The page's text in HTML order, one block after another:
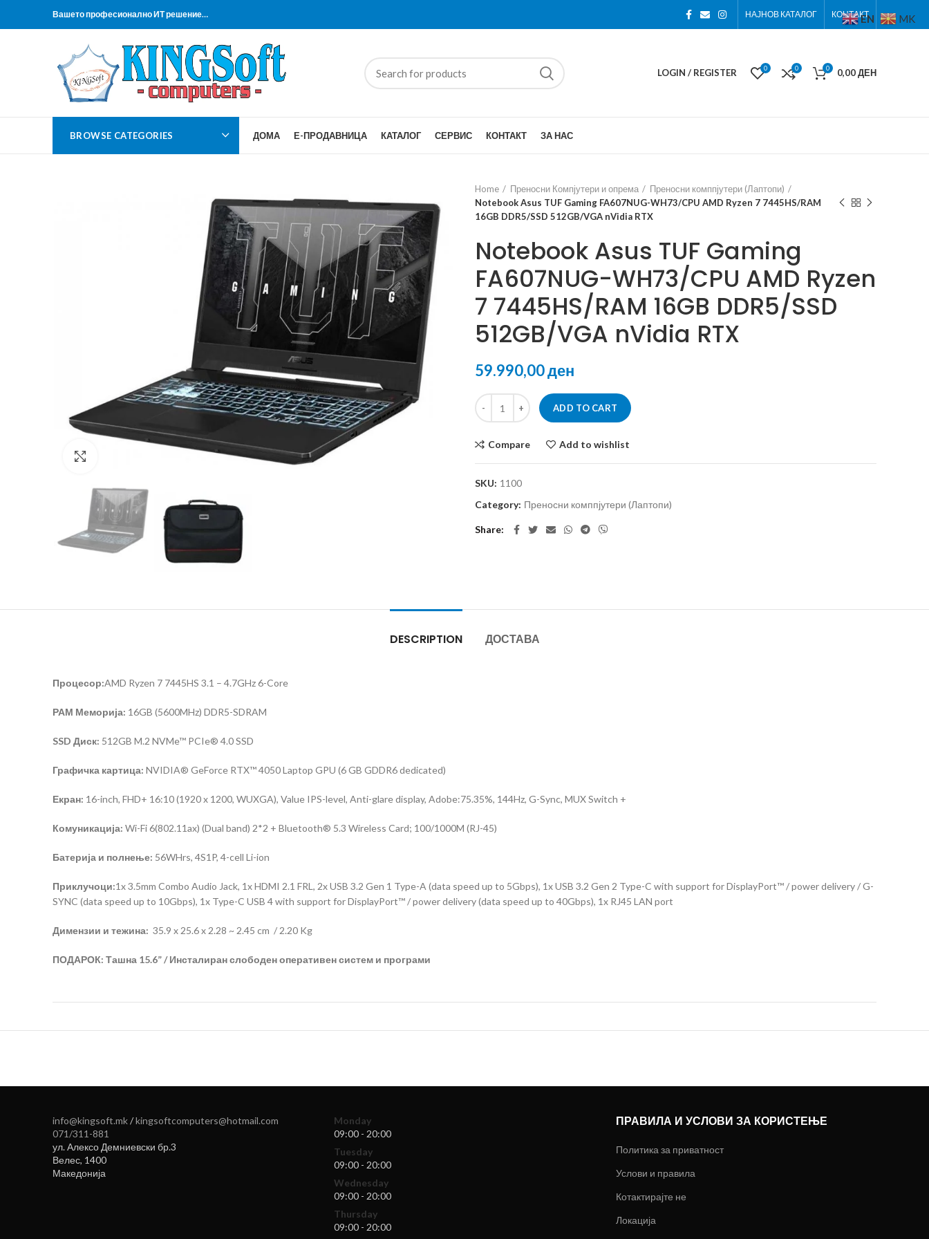
Вашето професионално ИТ решение… НАЈНОВ КАТАЛОГ КОНТАКТ
LOGIN / REGISTER 0 0 0 0,00ДЕН
BROWSE CATEGORIES ДОМА Е-ПРОДАВНИЦА КАТАЛОГ СЕРВИС КОНТАКТ ЗА НАС
Home Преносни Компјутери и опрема
Преносни комппјутери (Лаптопи)
Notebook Asus TUF Gaming FA607NUG-WH73/CPU AMD Ryzen 7 7445HS/RAM
16GB DDR5/SSD 512GB/VGA nVidia RTX
Notebook Asus TUF Gaming
FA607NUG-WH73/CPU AMD Ryzen
7 7445HS/RAM 16GB DDR5/SSD
512GB/VGA nVidia RTX
ден
ADD TO CART
Compare Add to wishlist
SKU: 1100
Category: Преносни комппјутери (Лаптопи)
Share
DESCRIPTION ДОСТАВА
Процесор:AMD Ryzen 7 7445HS 3.1 – 4.7GHz 6-Core
РАМ Меморија: 16GB (5600MHz) DDR5-SDRAM
SSD Диск: 512GB M.2 NVMe™ PCIe® 4.0 SSD
Графичка картица: NVIDIA® GeForce RTX™ 4050 Laptop GPU (6 GB GDDR6 dedicated)
Екран: 16-inch, FHD+ 16:10 (1920 x 1200, WUXGA), Value IPS-level, Anti-glare display, Adobe:75.35%, 144Hz, G-Sync, MUX Switch +
Комуникација: Wi-Fi 6(802.11ax) (Dual band) 2*2 + Bluetooth® 5.3 Wireless Card; 100/1000M (RJ-45)
Батерија и полнење: 56WHrs, 4S1P, 4-cell Li-ion
Приклучоци:1x 3.5mm Combo Audio Jack, 1x HDMI 2.1 FRL, 2x USB 3.2 Gen 1 Type-A (data speed up to 5Gbps), 1x USB 3.2 Gen 2 Type-C with support for DisplayPort™ / power delivery / G-
SYNC (data speed up to 10Gbps), 1x Type-C USB 4 with support for DisplayPort™ / power delivery (data speed up to 40Gbps), 1x RJ45 LAN port
Димензии и тежина: 35.9 x 25.6 x 2.28 ~ 2.45 cm / 2.20 Kg
ПОДАРОК: Ташна 15.6” / Инсталиран слободен оперативен систем и програми
info@kingsoft.mk/kingsoftcomputers@hotmail.com
071/311-881
ул. Алексо Демниевски бр.3
Велес, 1400
Македонија
Monday
09:00 - 20:00
Tuesday
09:00 - 20:00
Wednesday
09:00 - 20:00
Thursday
09:00 - 20:00
ПРАВИЛА И УСЛОВИ ЗА КОРИСТЕЊЕ
Политика за приватност
Услови и правила
Котактирајте не
Локација
EN MK